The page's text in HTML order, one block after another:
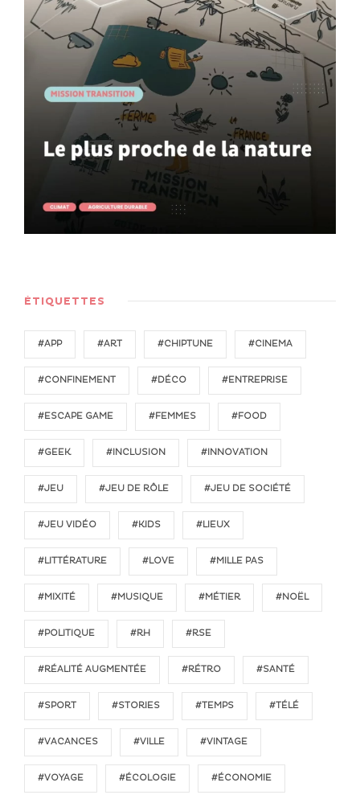
ÉTIQUETTES
#APP #ART #CHIPTUNE #CINEMA
#CONFINEMENT #DÉCO #ENTREPRISE
#ESCAPE GAME #FEMMES #FOOD
#GEEK #INCLUSION #INNOVATION
#JEU #JEU DE RÔLE #JEU DE SOCIÉTÉ
#JEU VIDÉO #KIDS #LIEUX
#LITTÉRATURE #LOVE #MILLE PAS
#MIXITÉ #MUSIQUE #MÉTIER #NOËL
#POLITIQUE #RH #RSE
#RÉALITÉ AUGMENTÉE #RÉTRO #SANTÉ
#SPORT #STORIES #TEMPS #TÉLÉ
#VACANCES #VILLE #VINTAGE
#VOYAGE #ÉCOLOGIE #ÉCONOMIE